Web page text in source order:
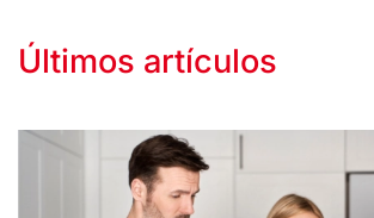
Últimos artículos